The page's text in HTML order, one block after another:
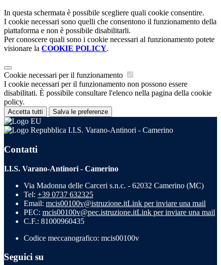
In questa schermata è possibile scegliere quali cookie consentire.
I cookie necessari sono quelli che consentono il funzionamento della
piattaforma e non è possibile disabilitarli.
Per conoscere quali sono i cookie necessari al funzionamento potete
visionare la COOKIE POLICY.
Cookie necessari per il funzionamento
I cookie necessari per il funzionamento non possono essere
disabilitati. È possibile consultare l'elenco nella pagina della cookie
policy.
Accetta tutti Salva le preferenze
I.I.S. Varano-Antinori - Camerino
Contatti
I.I.S. Varano-Antinori - Camerino
Via Madonna delle Carceri s.n.c. - 62032 Camerino (MC)
Tel: +39 0737 632325
Email: mcis00100v@istruzione.itLink per inviare una mail
PEC: mcis00100v@pec.istruzione.itLink per inviare una mail
C.F.: 81000960435
Codice meccanografico: mcis00100v
Seguici su